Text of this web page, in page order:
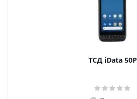
ТСД iData 50P